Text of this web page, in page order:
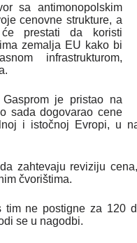
sa antimonopolskim
cenovne strukture, a
prestati da koristi
zemalja EU kako bi
infrastrukturom,
je pristao na
sada dogovarao cene
i istočnoj Evropi, u
zahtevaju reviziju
čvorištima.
ne postigne za 120
se u nagodbi.